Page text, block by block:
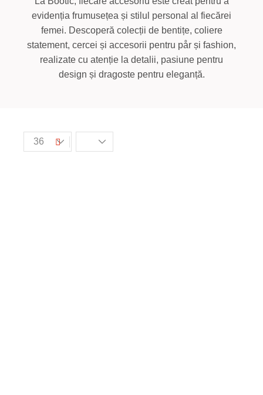
evidenția frumusețea și stilul personal al fiecărei
femei. Descoperă colecții de bentițe, coliere
statement, cercei și accesorii pentru pår și fashion,
realizate cu atenție la detalii, pasiune pentru
design și dragoste pentru eleganță.